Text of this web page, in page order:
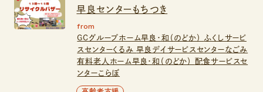
早良センターもちつき
from
GCグループホーム早良・和（のどか） ふくしサービ
スセンターくるみ早良デイサービスセンターなごみ
有料老人ホーム早良・和（のどか） 配食サービスセ
ンターこらぼ